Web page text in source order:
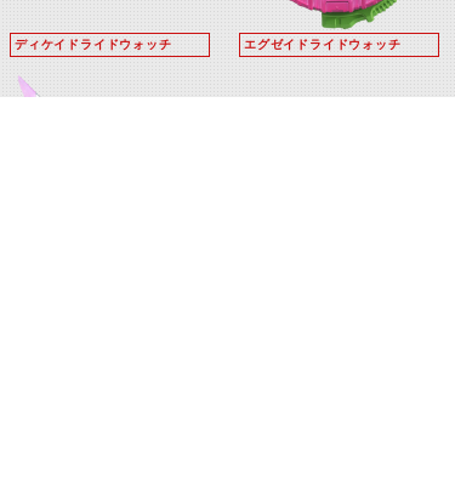
ディケイドライドウォッチ エグゼイドライドウォッチ